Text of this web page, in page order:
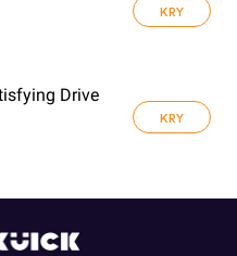
KRY
Drive
KRY